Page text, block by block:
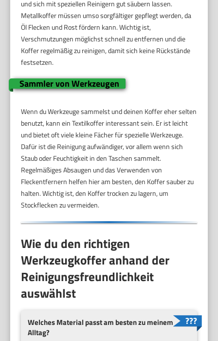
und sich mit speziellen Reinigern gut säubern lassen.
Metallkoffer müssen umso sorgfältiger gepflegt werden, da
Öl Flecken und Rost fördern kann. Wichtig ist,
Verschmutzungen möglichst schnell zu entfernen und die
Koffer regelmäßig zu reinigen, damit sich keine Rückstände
festsetzen.
Sammler von Werkzeugen
Wenn du Werkzeuge sammelst und deinen Koffer eher selten
benutzt, kann ein Textilkoffer interessant sein. Er ist leicht
und bietet oft viele kleine Fächer für spezielle Werkzeuge.
Dafür ist die Reinigung aufwändiger, vor allem wenn sich
Staub oder Feuchtigkeit in den Taschen sammelt.
Regelmäßiges Absaugen und das Verwenden von
Fleckentfernern helfen hier am besten, den Koffer sauber zu
halten. Wichtig ist, den Koffer trocken zu lagern, um
Stockflecken zu vermeiden.
Wie du den richtigen
Werkzeugkoffer anhand der
Reinigungsfreundlichkeit
auswählst
Welches Material passt am besten zu meinem
Alltag?